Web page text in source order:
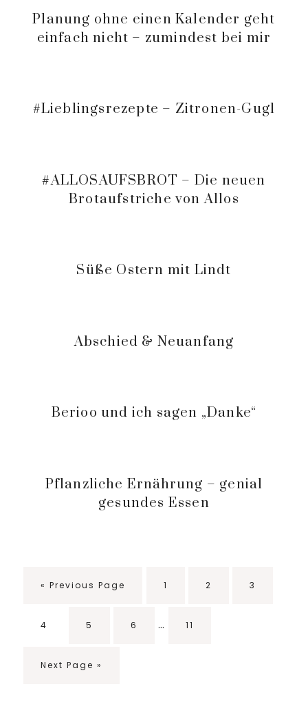
Planung ohne einen Kalender geht
einfach nicht – zumindest bei mir
#Lieblingsrezepte – Zitronen-Gugl
#ALLOSAUFSBROT – Die neuen
Brotaufstriche von Allos
Süße Ostern mit Lindt
Abschied & Neuanfang
Berioo und ich sagen „Danke“
Pflanzliche Ernährung – genial
gesundes Essen
«Go
Previous Page Seite
1 Seite
2 Seite
3
Seite
4 Seite
5 Seite
6 … Seite
11
Go
Next Page »